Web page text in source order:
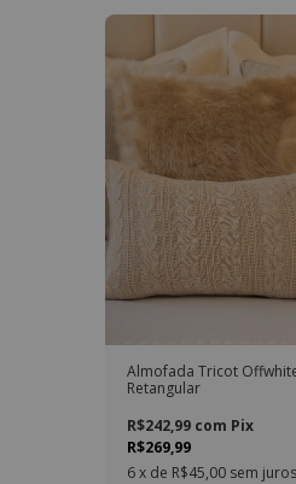
Almofada Tricot
Retangular
R$269,99
R$242,99 com Pix
6x de R$45,00 sem juros